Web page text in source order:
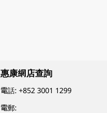
惠康網店查詢
電話:+852 3001 1299
電郵: